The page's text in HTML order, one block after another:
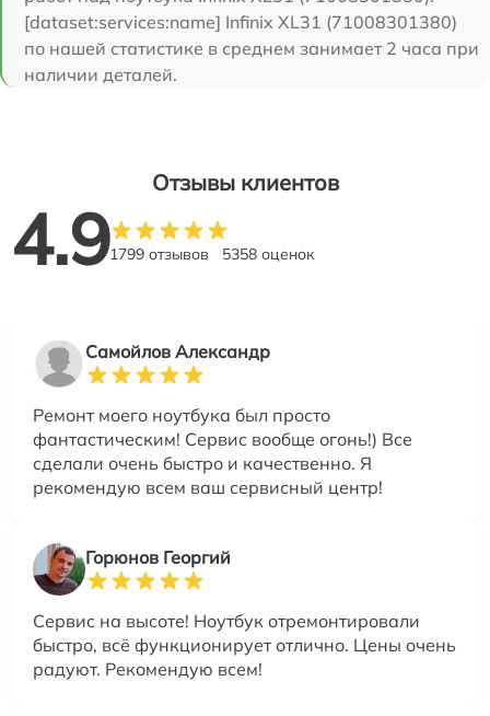
[dataset:services:name] Infinix XL31 (71008301380)
по нашей статистике в среднем занимает 2 часа при
наличии деталей.
Отзывы клиентов
4.91799 отзывов 5358 оценок
Самойлов Александр
Ремонт моего ноутбука был просто
фантастическим! Сервис вообще огонь!) Все
сделали очень быстро и качественно. Я
рекомендую всем ваш сервисный центр!
Горюнов Георгий
Сервис на высоте! Ноутбук отремонтировали
быстро, всё функционирует отлично. Цены очень
радуют. Рекомендую всем!